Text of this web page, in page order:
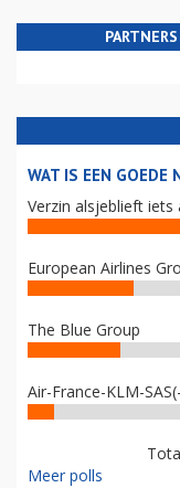
WAT IS EEN GOEDE
Verzin alsjeblieft iets
European Airlines
The Blue Group
Air-France-KLM-
Meer polls